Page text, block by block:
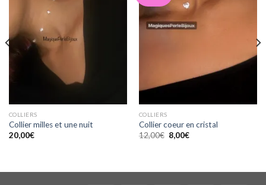
COLLIERS
Collier milles et une nuit
20,00€
COLLIERS
Collier coeur en cristal
12,00€ Le
prix
8,00€Le